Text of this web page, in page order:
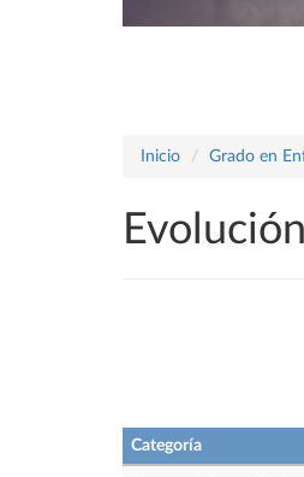
Inicio Grado en
Categoría